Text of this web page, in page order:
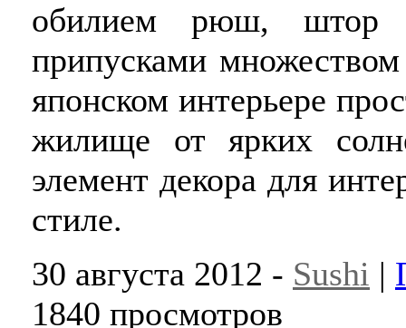
обилием рюш, штор
припусками
японском интерьере
жилище от ярких
элемент декора для
стиле.
30 августа 2012 - Sushi |
1840 просмотров